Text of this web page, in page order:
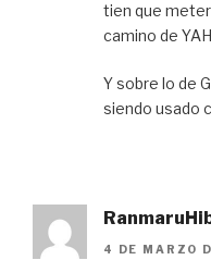
tien que
camino de
Y sobre lo de
siendo usado
4 DE MARZO